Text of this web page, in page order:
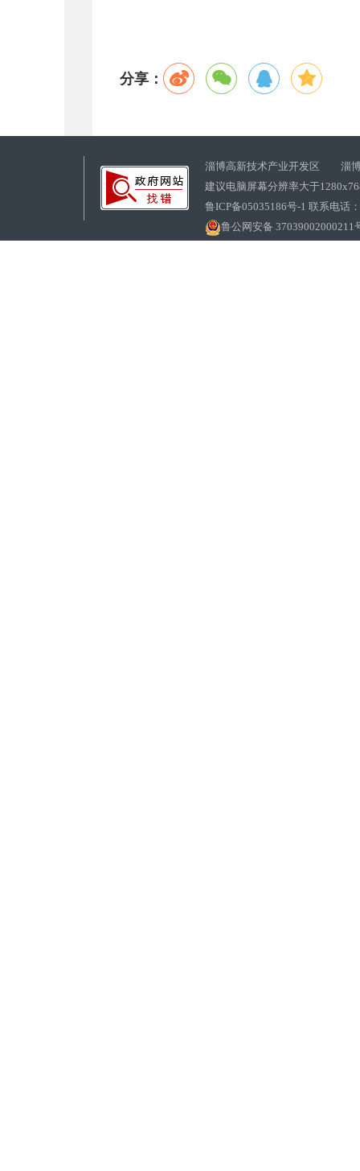
分享：
淄博高新技术产业开发区 淄博
建议电脑屏幕分辨率大于
鲁ICP备05035186号-1 联系电话
鲁公网安备 37039002000211